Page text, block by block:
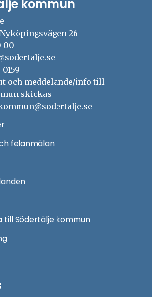
kommun
26
00
och meddelande/info till
skickas
Öppna
felanmälan
till Södertälje kommun
Öppna